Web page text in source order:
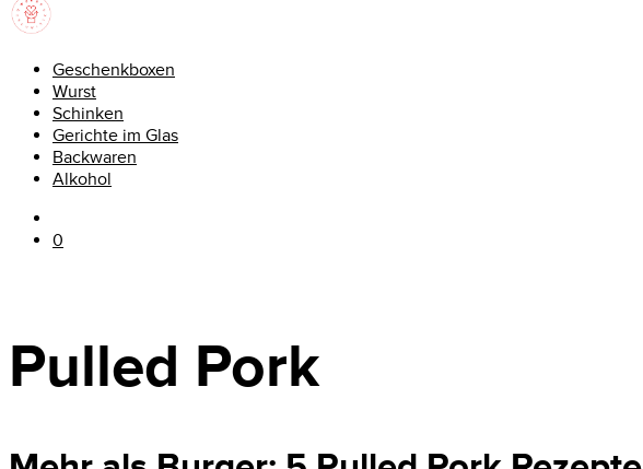
Geschenkboxen
Wurst
Schinken
Gerichte im Glas
Backwaren
Alkohol
0
Pulled Pork